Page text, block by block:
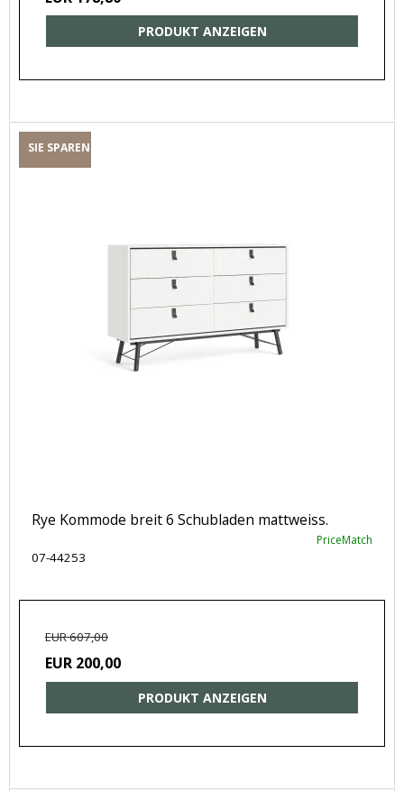
PRODUKT ANZEIGEN
SIE SPAREN
Rye Kommode breit 6 Schubladen mattweiss.
PriceMatch
07-44253
EUR 607,00
EUR 200,00
PRODUKT ANZEIGEN